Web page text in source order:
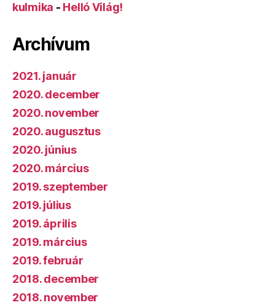
kulmika - Helló Világ!
Archívum
2021. január
2020. december
2020. november
2020. augusztus
2020. június
2020. március
2019. szeptember
2019. július
2019. április
2019. március
2019. február
2018. december
2018. november